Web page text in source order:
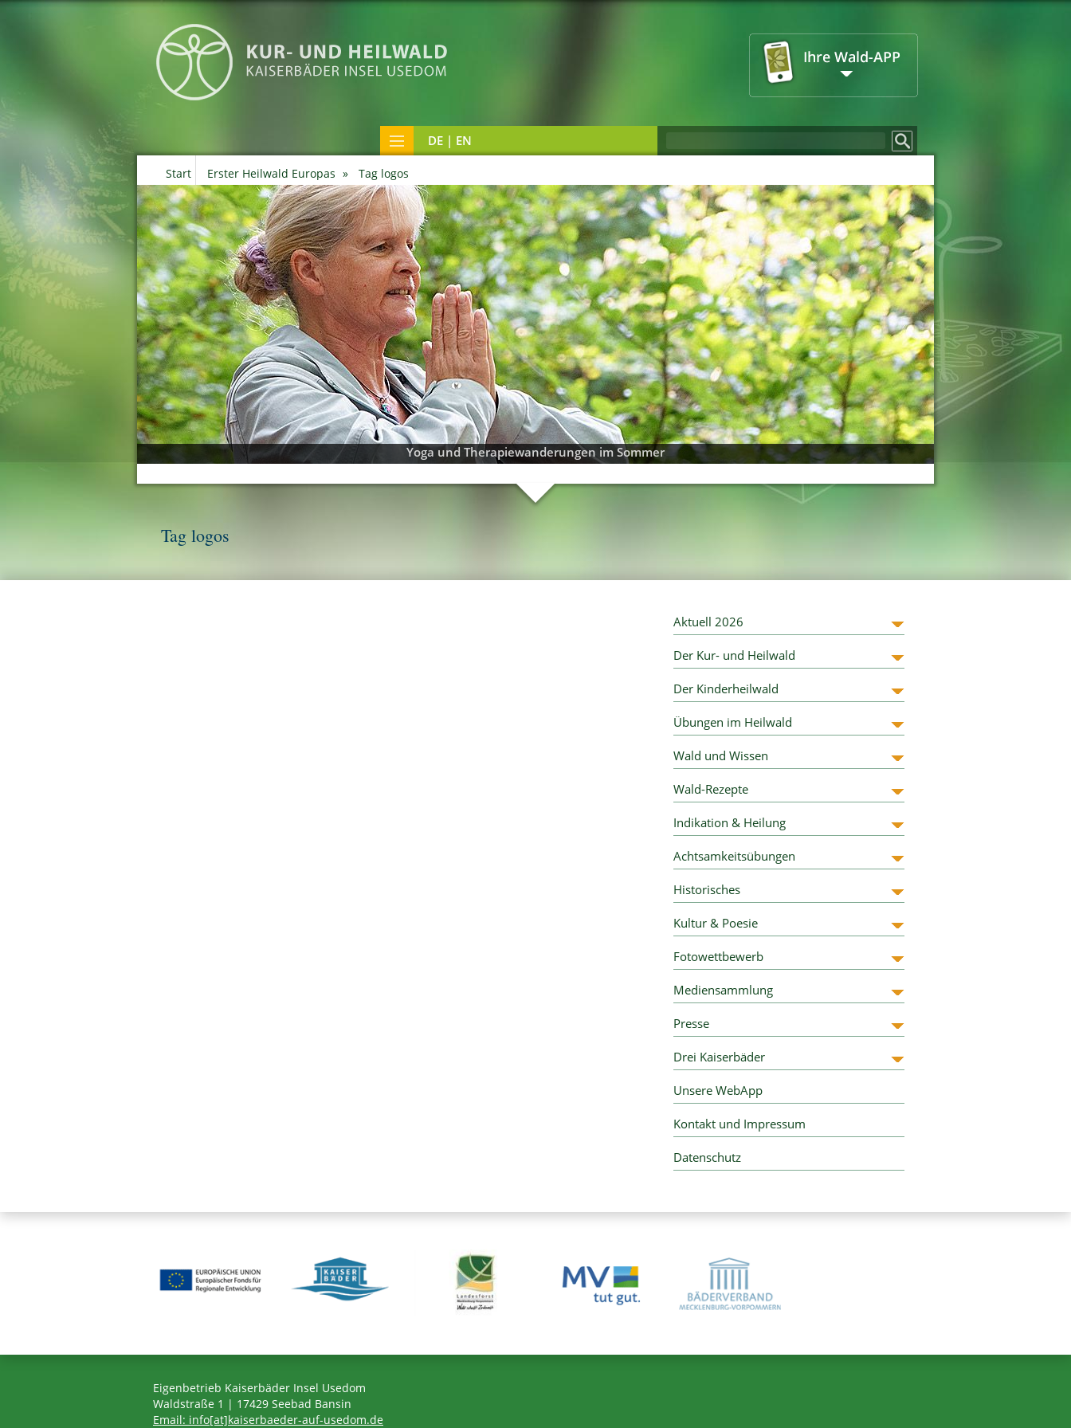
DE | EN
Start Erster Heilwald Europas Tag logos
Yoga und Therapiewanderungen im Sommer
Tag logos
Aktuell 2026
Der Kur- und Heilwald
Der Kinderheilwald
Übungen im Heilwald
Wald und Wissen
Wald-Rezepte
Indikation & Heilung
Achtsamkeitsübungen
Historisches
Kultur & Poesie
Fotowettbewerb
Mediensammlung
Presse
Drei Kaiserbäder
Unsere WebApp
Kontakt und Impressum
Datenschutz
Eigenbetrieb Kaiserbäder Insel Usedom
Waldstraße 1 | 17429 Seebad Bansin
Email: info[at]kaiserbaeder-auf-usedom.de